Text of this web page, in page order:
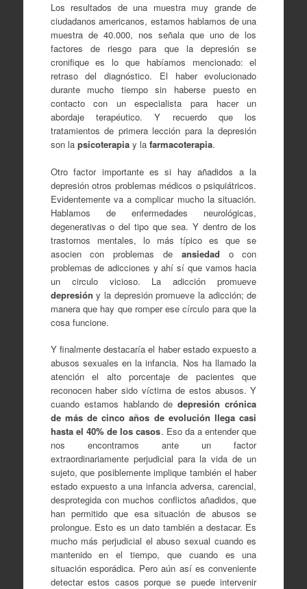
Los resultados de una muestra muy grande de
ciudadanos americanos, estamos hablamos de una
muestra de 40.000, nos señala que uno de los
factores de riesgo para que la depresión se
cronifique es lo que habíamos mencionado: el
retraso del diagnóstico. El haber evolucionado
durante mucho tiempo sin haberse puesto en
contacto con un especialista para hacer un
abordaje terapéutico. Y recuerdo que los
tratamientos de primera lección para la depresión
son la psicoterapiay lafarmacoterapia.
Otro factor importante es si hay añadidos a la
depresión otros problemas médicos o psiquiátricos.
Evidentemente va a complicar mucho la situación.
Hablamos de enfermedades neurológicas,
degenerativas o del tipo que sea. Y dentro de los
trastornos mentales, lo más típico es que se
asocien con problemas de ansiedad o con
problemas de adicciones y ahí sí que vamos hacia
un circulo vicioso. La adicción promueve
depresióny la depresión promueve la adicción; de
manera que hay que romper ese círculo para que la
cosa funcione.
Y finalmente destacaría el haber estado expuesto a
abusos sexuales en la infancia. Nos ha llamado la
atención el alto porcentaje de pacientes que
reconocen haber sido víctima de estos abusos. Y
cuando estamos hablando dedepresión crónica
de más de cinco años de evolución llega casi
hasta el 40% de los casos. Eso da a entender que
nos encontramos ante un factor
extraordinariamente perjudicial para la vida de un
sujeto, que posiblemente implique también el haber
estado expuesto a una infancia adversa, carencial,
desprotegida con muchos conflictos añadidos, que
han permitido que esa situación de abusos se
prolongue. Esto es un dato también a destacar. Es
mucho más perjudicial el abuso sexual cuando es
mantenido en el tiempo, que cuando es una
situación esporádica. Pero aún así es conveniente
detectar estos casos porque se puede intervenir